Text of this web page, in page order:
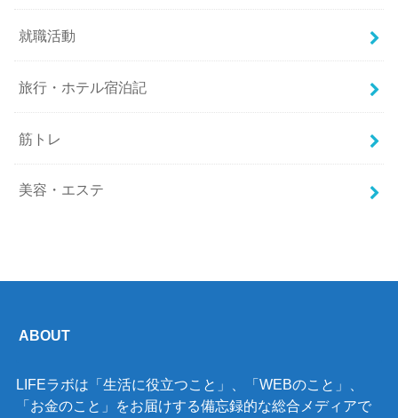
就職活動
旅行・ホテル宿泊記
筋トレ
美容・エステ
ABOUT
LIFEラボは「生活に役立つこと」、「WEBのこと」、
「お金のこと」をお届けする備忘録的な総合メディアで